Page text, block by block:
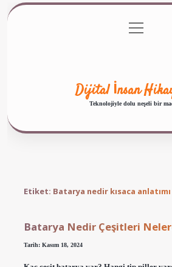
Gizlilik Politikası
menüyü
aç
Dijital İnsan
Teknolojiyle dolu neşeli bir
Etiket: Batarya nedir kısaca anlatımı
Batarya Nedir Çeşitleri
Tarih: Kasım 18, 2024